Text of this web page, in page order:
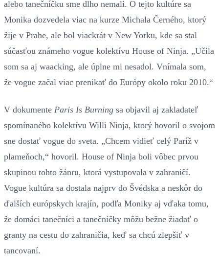
alebo tanečníčku sme dlho nemali. O tejto kultúre sa
Monika dozvedela viac na kurze Michala Černého, ktorý
žije v Prahe, ale bol viackrát v New Yorku, kde sa stal
súčasťou známeho vogue kolektívu House of Ninja. „Učila
som sa aj waacking, ale úplne mi nesadol. Vnímala som,
že vogue začal viac prenikať do Európy okolo roku 2010.“
V dokumente Paris Is Burning sa objavil aj zakladateľ
spomínaného kolektívu Willi Ninja, ktorý hovoril o svojom
sne dostať vogue do sveta. „Chcem vidieť celý Paríž v
plameňoch,“ hovoril. House of Ninja boli vôbec prvou
skupinou tohto žánru, ktorá vystupovala v zahraničí.
Vogue kultúra sa dostala najprv do Švédska a neskôr do
ďalších európskych krajín, podľa Moniky aj vďaka tomu,
že domáci tanečníci a tanečníčky môžu bežne žiadať o
granty na cestu do zahraničia, keď sa chcú zlepšiť v
tancovaní.